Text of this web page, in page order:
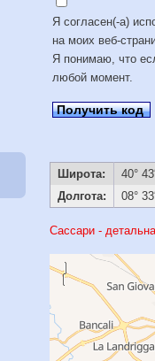
Я согласен(-а)
на моих веб-
Я понимаю, что
любой момент.
Получить код
Широта:
40°
Долгота:
08°
Сассари -